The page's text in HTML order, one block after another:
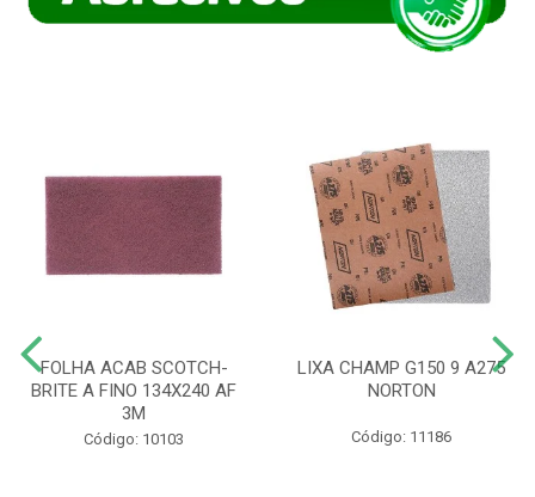
FOLHA ACAB SCOTCH-
BRITE A FINO 134X240 AF
3M
Código: 10103
LIXA CHAMP G150 9 A275
NORTON
Código: 11186